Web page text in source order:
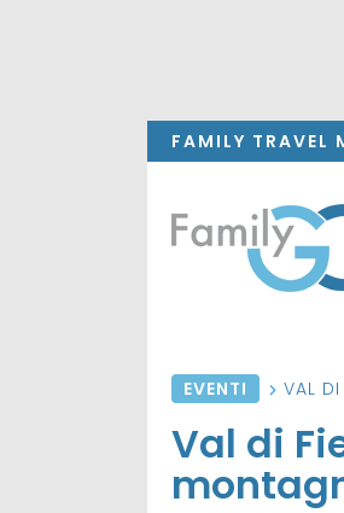
FAMILY TRAVEL
EVENTI VAL DI
Val di